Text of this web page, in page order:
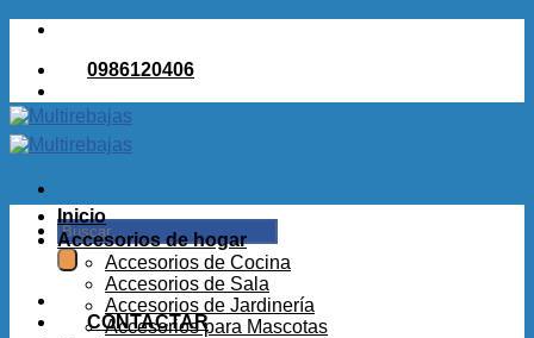
Saltar
contenido0986120406
Buscar
por:
CONTACTAR
Inicio
Accesorios de hogar
Accesorios de Cocina
Accesorios de Sala
Accesorios de Jardinería
Accesorios para Mascotas